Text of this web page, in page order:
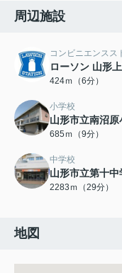
周辺施設
コンビニエンスス
ローソン 山形
424ｍ（6分）
小学校
山形市立南沼原
685ｍ（9分）
中学校
山形市立第十中
2283ｍ（29分）
地図